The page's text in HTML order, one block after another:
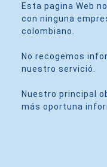
Esta pagina Web
con ninguna
colombiano.
No recogemos
nuestro servició.
Nuestro principal
más oportuna